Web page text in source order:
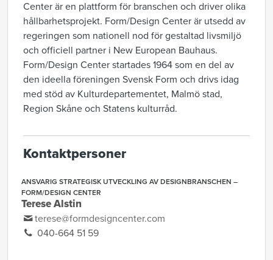
Center är en plattform för branschen och driver olika
hållbarhetsprojekt. Form/Design Center är utsedd av
regeringen som nationell nod för gestaltad livsmiljö
och officiell partner i New European Bauhaus.
Form/Design Center startades 1964 som en del av
den ideella föreningen Svensk Form och drivs idag
med stöd av Kulturdepartementet, Malmö stad,
Region Skåne och Statens kulturråd.
Kontaktpersoner
ANSVARIG STRATEGISK UTVECKLING AV DESIGNBRANSCHEN –
FORM/DESIGN CENTER
Terese Alstin
terese@formdesigncenter.com
040-664 51 59